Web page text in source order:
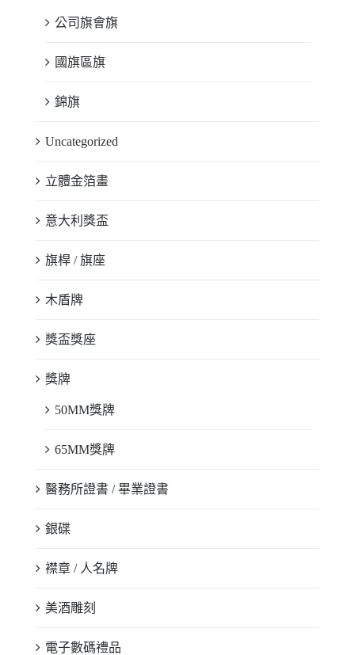
公司旗會旗
國旗區旗
錦旗
Uncategorized
立體金箔畫
意大利獎盃
旗桿 / 旗座
木盾牌
獎盃獎座
獎牌
50MM獎牌
65MM獎牌
醫務所證書 / 畢業證書
銀碟
襟章 / 人名牌
美酒雕刻
電子數碼禮品